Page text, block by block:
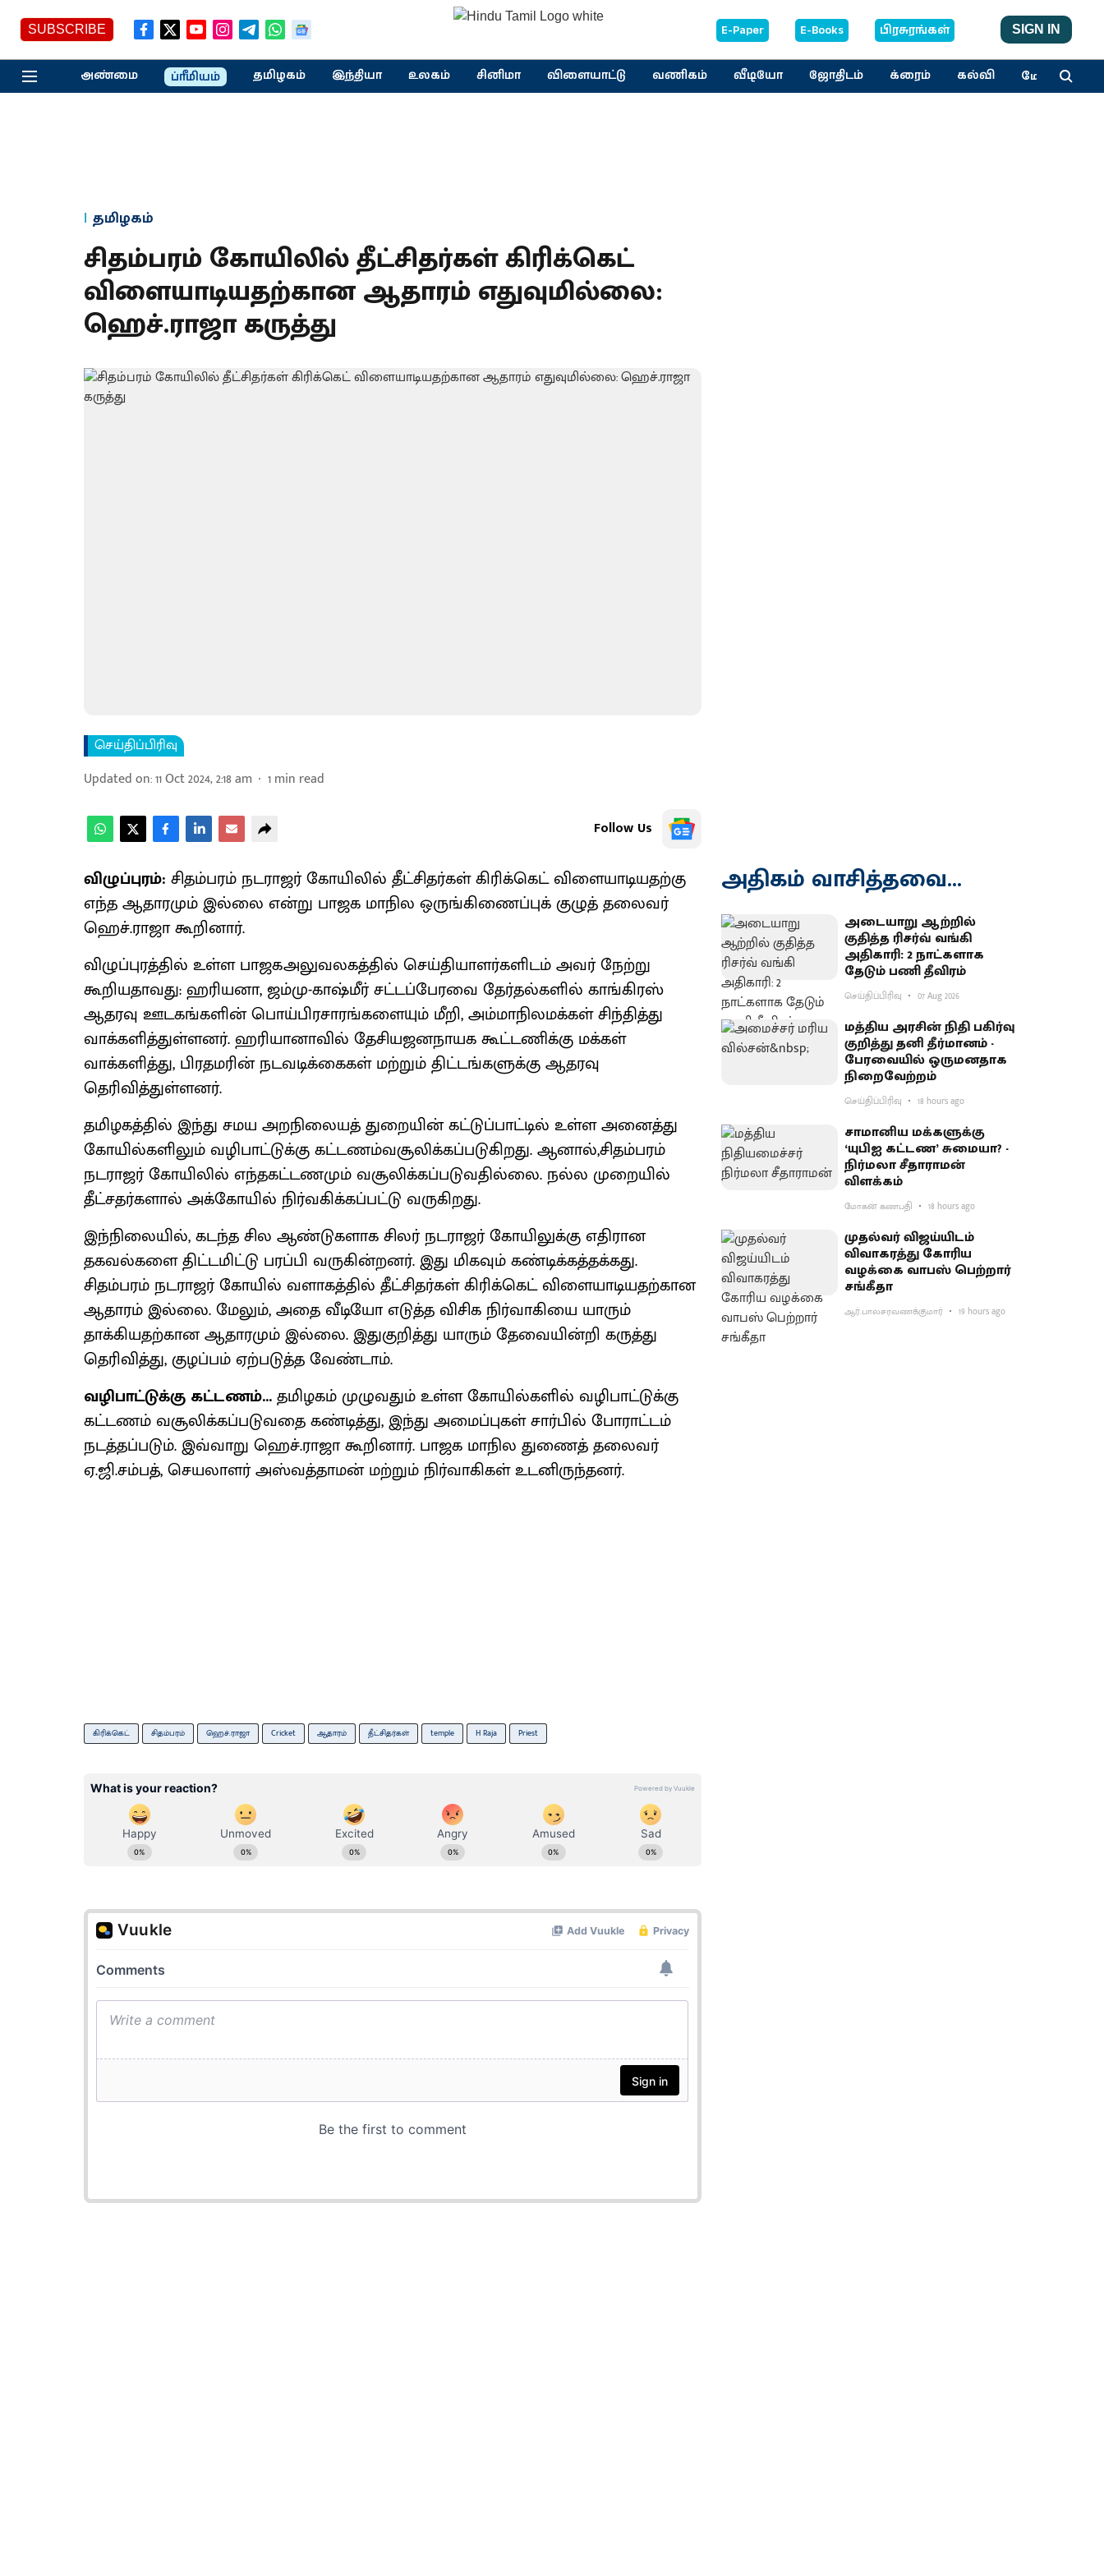
SUBSCRIBE E-Paper E-Books பிரசுரங்கள் SIGN IN
அண்மை ப்ரீமியம் தமிழகம் இந்தியா உலகம் சினிமா விளையாட்டு வணிகம் வீடியோ ஜோதிடம் க்ரைம் கல்வி மேலும்
தமிழகம்
சிதம்பரம் கோயிலில் தீட்சிதர்கள் கிரிக்கெட்
விளையாடியதற்கான ஆதாரம் எதுவுமில்லை:
ஹெச்.ராஜா கருத்து
செய்திப்பிரிவு
Updated on:11 Oct 2024, 2:18 am 1min read
Follow Us
விழுப்புரம்: சிதம்பரம் நடராஜர் கோயிலில் தீட்சிதர்கள் கிரிக்கெட் விளையாடியதற்கு
எந்த ஆதாரமும் இல்லை என்று பாஜக மாநில ஒருங்கிணைப்புக் குழுத் தலைவர்
ஹெச்.ராஜா கூறினார்.
விழுப்புரத்தில் உள்ள பாஜகஅலுவலகத்தில் செய்தியாளர்களிடம் அவர் நேற்று
கூறியதாவது: ஹரியனா, ஜம்மு-காஷ்மீர் சட்டப்பேரவை தேர்தல்களில் காங்கிரஸ்
ஆதரவு ஊடகங்களின் பொய்பிரசாரங்களையும் மீறி, அம்மாநிலமக்கள் சிந்தித்து
வாக்களித்துள்ளனர். ஹரியானாவில் தேசியஜனநாயக கூட்டணிக்கு மக்கள்
வாக்களித்து, பிரதமரின் நடவடிக்கைகள் மற்றும் திட்டங்களுக்கு ஆதரவு
தெரிவித்துள்ளனர்.
தமிழகத்தில் இந்து சமய அறநிலையத் துறையின் கட்டுப்பாட்டில் உள்ள அனைத்து
கோயில்களிலும் வழிபாட்டுக்கு கட்டணம்வசூலிக்கப்படுகிறது. ஆனால்,சிதம்பரம்
நடராஜர் கோயிலில் எந்தகட்டணமும் வசூலிக்கப்படுவதில்லை. நல்ல முறையில்
தீட்சதர்களால் அக்கோயில் நிர்வகிக்கப்பட்டு வருகிறது.
இந்நிலையில், கடந்த சில ஆண்டுகளாக சிலர் நடராஜர் கோயிலுக்கு எதிரான
தகவல்களை திட்டமிட்டு பரப்பி வருகின்றனர். இது மிகவும் கண்டிக்கத்தக்கது.
சிதம்பரம் நடராஜர் கோயில் வளாகத்தில் தீட்சிதர்கள் கிரிக்கெட் விளையாடியதற்கான
ஆதாரம் இல்லை. மேலும், அதை வீடியோ எடுத்த விசிக நிர்வாகியை யாரும்
தாக்கியதற்கான ஆதாரமும் இல்லை. இதுகுறித்து யாரும் தேவையின்றி கருத்து
தெரிவித்து, குழப்பம் ஏற்படுத்த வேண்டாம்.
வழிபாட்டுக்கு கட்டணம்...தமிழகம் முழுவதும் உள்ள கோயில்களில் வழிபாட்டுக்கு
கட்டணம் வசூலிக்கப்படுவதை கண்டித்து, இந்து அமைப்புகள் சார்பில் போராட்டம்
நடத்தப்படும். இவ்வாறு ஹெச்.ராஜா கூறினார். பாஜக மாநில துணைத் தலைவர்
ஏ.ஜி.சம்பத், செயலாளர் அஸ்வத்தாமன் மற்றும் நிர்வாகிகள் உடனிருந்தனர்.
கிரிக்கெட் சிதம்பரம் ஹெச்.ராஜா Cricket ஆதாரம் தீட்சிதர்கள் temple H Raja Priest
அதிகம் வாசித்தவை...
அடையாறு ஆற்றில்
குதித்த ரிசர்வ் வங்கி
அதிகாரி: 2 நாட்களாக
தேடும் பணி தீவிரம்
செய்திப்பிரிவு 07 Aug 2026
மத்திய அரசின் நிதி பகிர்வு
குறித்து தனி தீர்மானம் -
பேரவையில் ஒருமனதாக
நிறைவேற்றம்
செய்திப்பிரிவு 18 hours ago
சாமானிய மக்களுக்கு
‘யுபிஐ கட்டண’ சுமையா? -
நிர்மலா சீதாராமன்
விளக்கம்
மோகன் கணபதி 18 hours ago
முதல்வர் விஜய்யிடம்
விவாகரத்து கோரிய
வழக்கை வாபஸ் பெற்றார்
சங்கீதா
ஆர்.பாலசரவணக்குமார் 19 hours ago